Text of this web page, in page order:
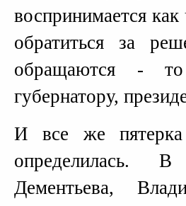
воспринимается
обратиться за
обращаются -
губернатору,
И все же пятерка
определилась.
Дементьева,